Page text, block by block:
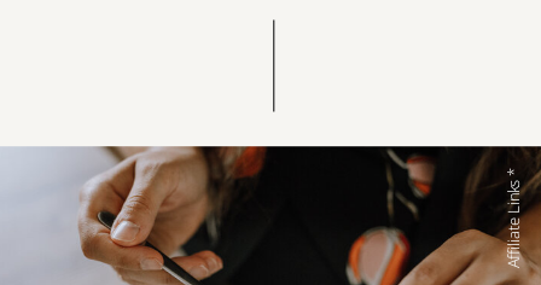
Affiliate Links *